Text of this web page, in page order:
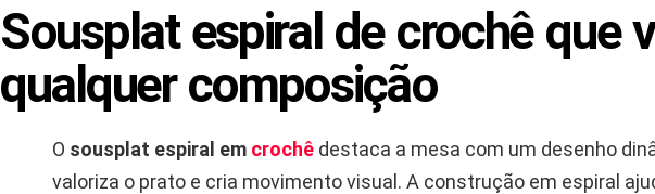
Sousplat espiral de crochê que
qualquer composição
O sousplat espiral em crochê destaca a mesa com um desenho
valoriza o prato e cria movimento visual. A construção em espiral